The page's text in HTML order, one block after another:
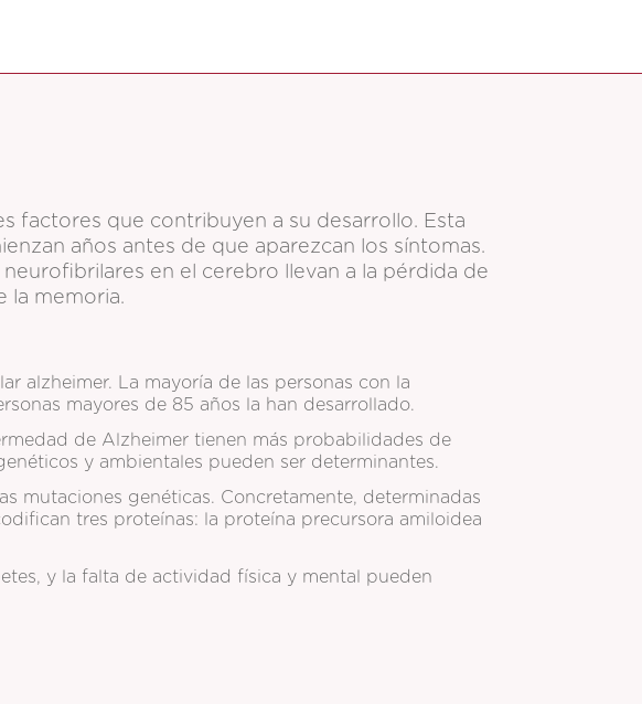
factores que contribuyen a su desarrollo. Esta
años antes de que aparezcan los síntomas.
en el cerebro llevan a la pérdida de
la memoria.
alzheimer. La mayoría de las personas con la
mayores de 85 años la han desarrollado.
de Alzheimer tienen más probabilidades de
y ambientales pueden ser determinantes.
mutaciones genéticas. Concretamente, determinadas
tres proteínas: la proteína precursora amiloidea
y la falta de actividad física y mental pueden